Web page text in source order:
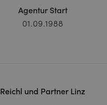
Agentur Start
01.09.1988
Reichl und Partner Linz